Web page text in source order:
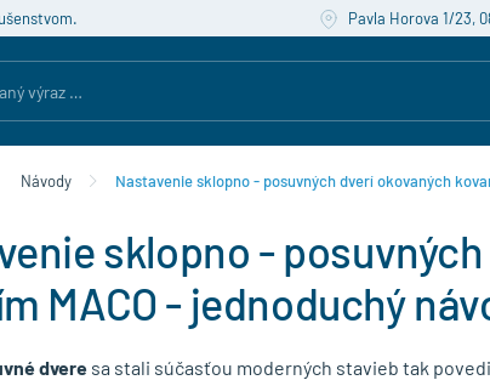
Pavla Horova 1/23,
Návody Nastavenie sklopno - posuvných dverí okovaných
sklopno -
MACO - jednoduchý
dveresa stali súčasťou moderných stavieb tak